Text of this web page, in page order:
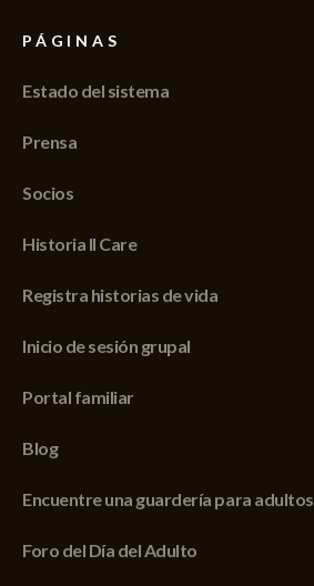
PÁGINAS
Estado del sistema
Prensa
Socios
Historia II Care
Registra historias de vida
Inicio de sesión grupal
Portal familiar
Blog
Encuentre una guardería para adultos
Foro del Día del Adulto